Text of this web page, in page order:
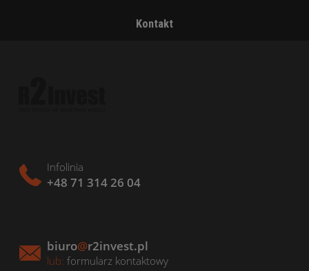
Kontakt
Infolinia
+48 71 314 26 04
biuro@r2invest.pl
lub: formularz kontaktowy